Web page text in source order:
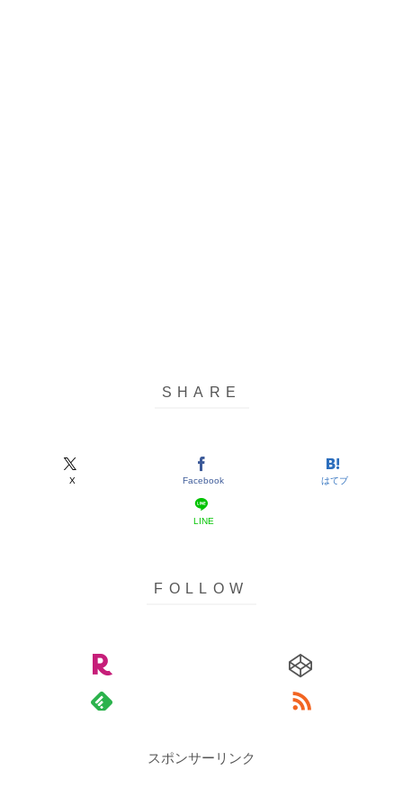
X Facebook はてブ
LINE
スポンサーリンク